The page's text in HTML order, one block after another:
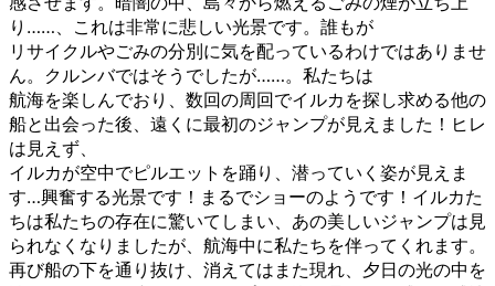
り……、これは非常に悲しい光景です。誰もが
リサイクルやごみの分別に気を配っているわけではありませ
ん。クルンバではそうでしたが……。私たちは
航海を楽しんでおり、数回の周回でイルカを探し求める他の
船と出会った後、遠くに最初のジャンプが見えました！ヒレ
は見えず、
イルカが空中でピルエットを踊り、潜っていく姿が見えま
す…興奮する光景です！まるでショーのようです！イルカた
ちは私たちの存在に驚いてしまい、あの美しいジャンプは見
られなくなりましたが、航海中に私たちを伴ってくれます。
再び船の下を通り抜け、消えてはまた現れ、夕日の光の中を